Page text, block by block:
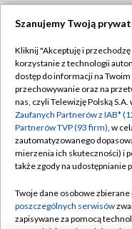
Abonament TVP
Emisja w TVP
Centrum informacji
Naziemna Telewizja
Rada Programowa
Szanujemy Twoją
Kliknij "Akceptuję i
korzystanie z technologii
dostęp do informacji na
przechowywanie oraz na
nas, czyli Telewizję Polską
Zaufanych Partnerów z IAB*
Partnerów TVP (93 firm), w
zautomatyzowanego
mierzenia ich skuteczności) i
także zgody na udostępnianie
Twoje dane osobowe
poszczególnych serwisów
zapisywane za pomocą